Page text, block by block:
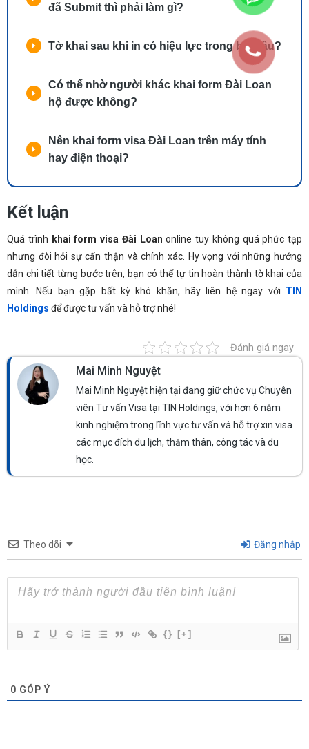
đã Submit thì phải làm gì?
Tờ khai sau khi in có hiệu lực trong bao lâu?
Có thể nhờ người khác khai form Đài Loan
hộ được không?
Nên khai form visa Đài Loan trên máy tính
hay điện thoại?
Kết luận
Quá trình khai form visa Đài Loan online tuy không quá phức tạp
nhưng đòi hỏi sự cẩn thận và chính xác. Hy vọng với những hướng
dẫn chi tiết từng bước trên, bạn có thể tự tin hoàn thành tờ khai của
mình. Nếu bạn gặp bất kỳ khó khăn, hãy liên hệ ngay với TIN
Holdings để được tư vấn và hỗ trợ nhé!
Đánh giá ngay
Mai Minh Nguyệt
Mai Minh Nguyệt hiện tại đang giữ chức vụ Chuyên
viên Tư vấn Visa tại TIN Holdings, với hơn 6 năm
kinh nghiệm trong lĩnh vực tư vấn và hỗ trợ xin visa
các mục đích du lịch, thăm thân, công tác và du
học.
Theo dõi Đăng nhập
{} [+]
0 GÓP Ý